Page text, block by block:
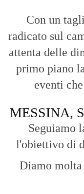
Con un
radicato sul
attenta delle
primo piano
eventi
MESSINA,
Seguiamo
l'obiettivo di
Diamo